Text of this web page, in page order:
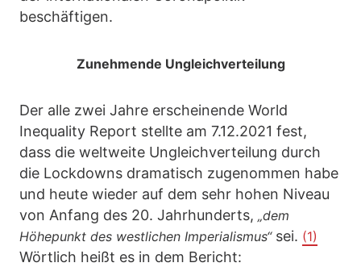
beschäftigen.
Zunehmende Ungleichverteilung
Der alle zwei Jahre erscheinende World
Inequality Report stellte am 7.12.2021 fest,
dass die weltweite Ungleichverteilung durch
die Lockdowns dramatisch zugenommen habe
und heute wieder auf dem sehr hohen Niveau
von Anfang des 20. Jahrhunderts, „dem
Höhepunkt des westlichen Imperialismus“sei. (1)
Wörtlich heißt es in dem Bericht: